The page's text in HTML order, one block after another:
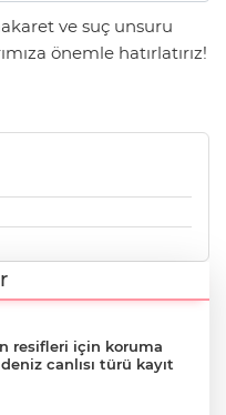
ve suç unsuru
önemle hatırlatırız!
resifleri için koruma
canlısı türü kayıt